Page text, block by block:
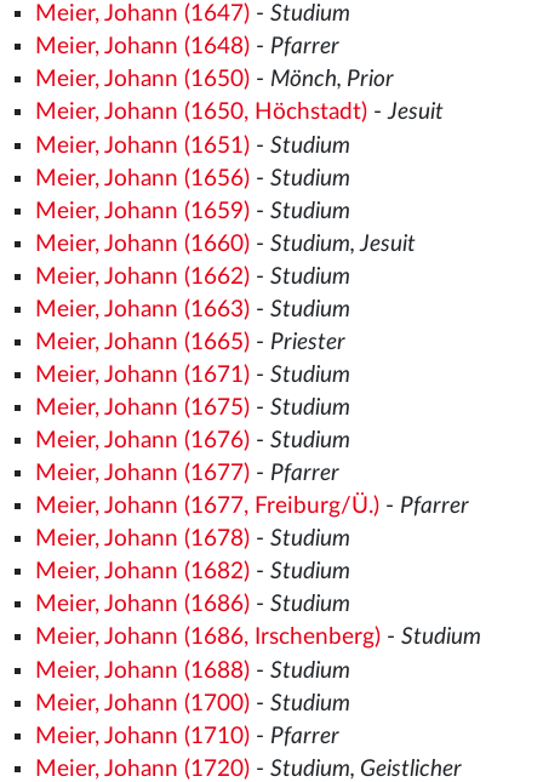
Meier, Johann (1647)- Studium
Meier, Johann (1648)- Pfarrer
Meier, Johann (1650)- Mönch, Prior
Meier, Johann (1650, Höchstadt)-Jesuit
Meier, Johann (1651)- Studium
Meier, Johann (1656)- Studium
Meier, Johann (1659)- Studium
Meier, Johann (1660)- Studium, Jesuit
Meier, Johann (1662)- Studium
Meier, Johann (1663)- Studium
Meier, Johann (1665)- Priester
Meier, Johann (1671)- Studium
Meier, Johann (1675)- Studium
Meier, Johann (1676)- Studium
Meier, Johann (1677)- Pfarrer
Meier, Johann (1677, Freiburg/Ü.)- Pfarrer
Meier, Johann (1678)- Studium
Meier, Johann (1682)- Studium
Meier, Johann (1686)- Studium
Meier, Johann (1686, Irschenberg)- Studium
Meier, Johann (1688)- Studium
Meier, Johann (1700)- Studium
Meier, Johann (1710)- Pfarrer
Meier, Johann (1720)- Studium, Geistlicher